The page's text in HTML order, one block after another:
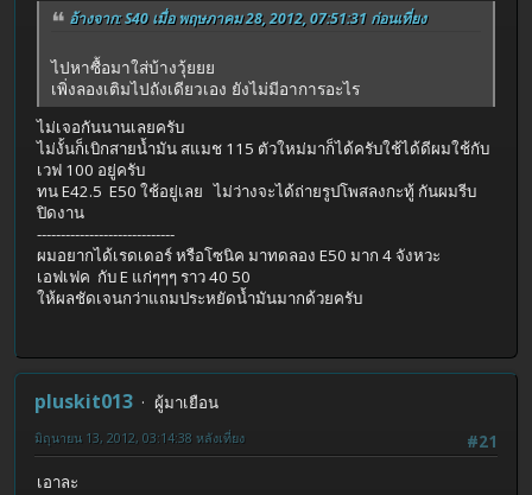
อ้างจาก: S40 เมื่อ พฤษภาคม 28, 2012, 07:51:31 ก่อนเที่ยง
ไปหาซื้อมาใส่บ้างวุ้ยยย
เพิ่งลองเติมไปถังเดียวเอง ยังไม่มีอาการอะไร
ไม่เจอกันนานเลยครับ
ไม่งั้นก็เบิกสายน้ำมัน สแมช 115 ตัวใหม่มาก็ได้ครับใช้ได้ดีผมใช้กับ
เวฟ 100 อยู่ครับ
ทน E42.5 E50 ใช้อยู่เลย ไม่ว่างจะได้ถ่ายรูปโพสลงกะทู้ กันผมรีบ
ปิดงาน
-----------------------------
ผมอยากได้เรดเดอร์ หรือโซนิค มาทดลอง E50 มาก 4 จังหวะ
เอฟเฟค กับ E แก่ๆๆๆ ราว 40 50
ให้ผลชัดเจนกว่าแถมประหยัดน้ำมันมากด้วยครับ
pluskit013
ผู้มาเยือน
#21
มิถุนายน 13, 2012, 03:14:38 หลังเที่ยง
เอาละ